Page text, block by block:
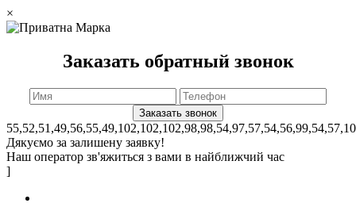
×
Заказать обратный звонок
Дякуємо за залишену заявку!
Наш оператор зв'яжиться з вами в найближчий час
]